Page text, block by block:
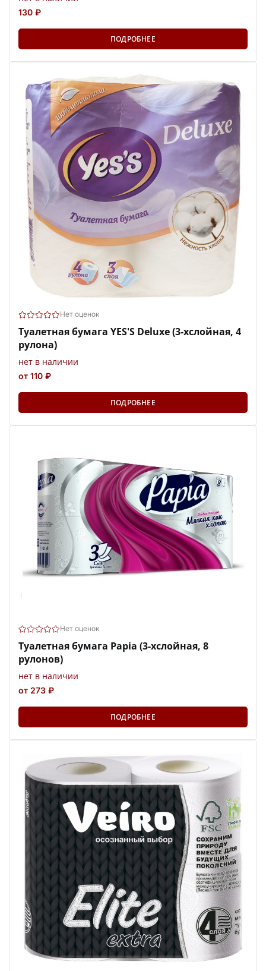
130 ₽
ПОДРОБНЕЕ
Нет оценок
Туалетная бумага YES'S Deluxe (3-хслойная, 4
рулона)
нет в наличии
от 110 ₽
ПОДРОБНЕЕ
Нет оценок
Туалетная бумага Papia (3-хслойная, 8
рулонов)
нет в наличии
от 273 ₽
ПОДРОБНЕЕ